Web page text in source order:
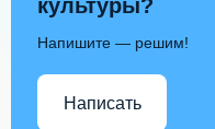
культуры?
Напишите — решим!
Написать